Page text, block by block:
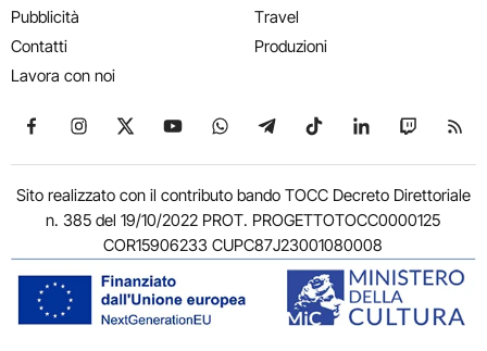
Pubblicità
Contatti
Lavora con noi
Travel
Produzioni
Seguici su Facebook
Seguici su Instagram
Seguici su X
Seguici su YouTube
Seguici su WhatsApp
Seguici su Telegram
Seguici su TikTok
Seguici su
Seguici
Sito realizzato con il contributo bando TOCC Decreto Direttoriale
n. 385 del 19/10/2022 PROT. PROGETTOTOCC0000125
COR15906233 CUPC87J23001080008